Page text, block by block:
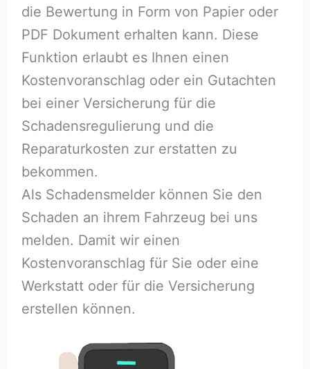
die Bewertung in Form von Papier oder
PDF Dokument erhalten kann. Diese
Funktion erlaubt es Ihnen einen
Kostenvoranschlag oder ein Gutachten
bei einer Versicherung für die
Schadensregulierung und die
Reparaturkosten zur erstatten zu
bekommen.
Als Schadensmelder können Sie den
Schaden an ihrem Fahrzeug bei uns
melden. Damit wir einen
Kostenvoranschlag für Sie oder eine
Werkstatt oder für die Versicherung
erstellen können.